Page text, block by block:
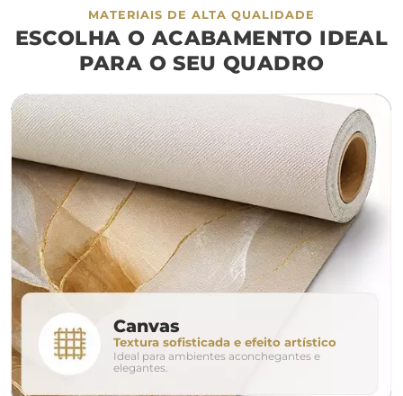
móvel de referência
sofá cama
largura aproximada
160cm 200cm
280cm 320cm
conjunto
avulso duo
MATERIAIS DE ALTA QUALIDADE
ESCOLHA O ACABAMENTO IDEAL
PARA O SEU QUADRO
Canvas
Textura sofisticada e efeito artístico
Ideal para ambientes aconchegantes e
elegantes.